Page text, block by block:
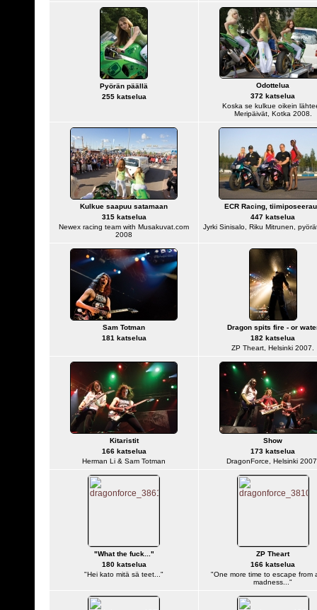
Pyörän päällä
255 katselua
Odottelua
372 katselua
Koska se kulkue oikein
Meripäivät, Kotka 2008.
Kulkue saapuu satamaan
315 katselua
Newex racing team with Musakuvat.com
2008
ECR Racing,
447 katselua
Jyrki Sinisalo, Riku Mitrunen,
Sam Totman
181 katselua
Dragon spits fire - or
182 katselua
ZP Theart, Helsinki 2007.
Kitaristit
166 katselua
Herman Li & Sam Totman
Show
173 katselua
DragonForce, Helsinki
"What the fuck..."
180 katselua
"Hei kato mitä sä teet..."
ZP Theart
166 katselua
"One more time to escape from
madness..."